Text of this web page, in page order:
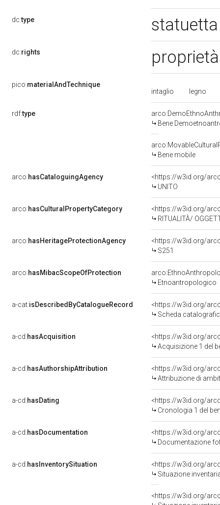
dc:type
dc:rights
pico:materialAndTechnique
intaglio
legno
rdf:type
Bene
Bene mobile
arco:hasCataloguingAgency
<https://w3id.org/
UNITO
arco:hasCulturalPropertyCategory
<https://w3id.org/
RITUALITÀ/
arco:hasHeritageProtectionAgency
<https://w3id.org/
S251
arco:hasMibacScopeOfProtection
Etnoantropologico
a-cat:isDescribedByCatalogueRecord
<https://w3id.org/
Scheda
a-cd:hasAcquisition
<https://w3id.org/
Acquisizione 1 del
a-cd:hasAuthorshipAttribution
<https://w3id.org/
Attribuzione di
a-cd:hasDating
<https://w3id.org/
Cronologia 1 del
a-cd:hasDocumentation
Documentazione
a-cd:hasInventorySituation
<https://w3id.org/
Situazione
<https://w3id.org/